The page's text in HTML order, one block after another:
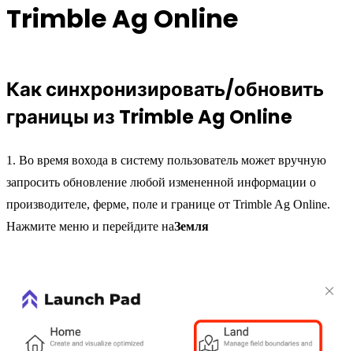
Trimble Ag Online
Как синхронизировать/обновить
границы из Trimble Ag Online
1. Во время вохода в систему пользователь может вручную
запросить обновление любой измененной информации о
производителе, ферме, поле и границе от Trimble Ag Online.
Нажмите меню и перейдите наЗемля